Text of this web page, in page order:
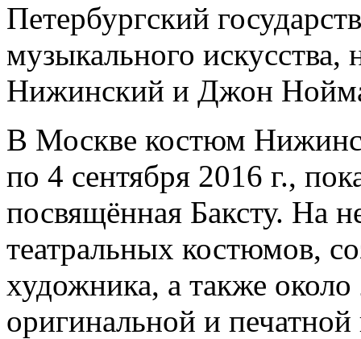
Петербургский
музыкального искусства,
Нижинский и Джон
В Москве костюм
по 4 сентября 2016 г.,
посвящённая Баксту. На
театральных костюмов,
художника, а также
оригинальной и